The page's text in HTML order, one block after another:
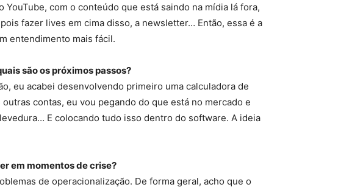
com o conteúdo que está saindo na mídia lá fora,
fazer lives em cima disso, a newsletter… Então, essa é a
entendimento mais fácil.
são os próximos passos?
eu acabei desenvolvendo primeiro uma calculadora de
contas, eu vou pegando do que está no mercado e
E colocando tudo isso dentro do software. A ideia
em momentos de crise?
de operacionalização. De forma geral, acho que o